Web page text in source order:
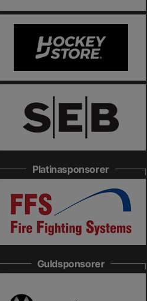
Platinasponsorer
Guldsponsorer